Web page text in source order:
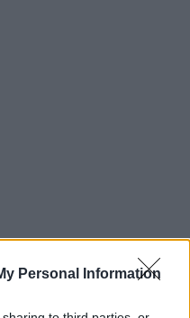
Personal Information